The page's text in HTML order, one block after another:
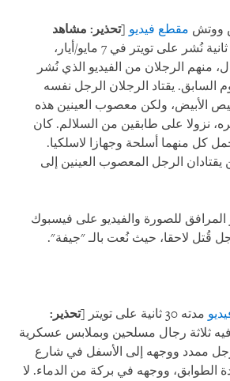
ووتش مقطع فيديو [تحذير: مشاهد
] آخر، مدته 50 ثانية نُشر على تويتر في 7 مايو/أيار،
منهم الرجلان من الفيديو الذي نُشر
السابق. يقتاد الرجلان الرجل نفسه
الأبيض، ولكن معصوب العينين هذه
نزولا على طابقين من السلالم. كان
كل منهما أسلحة وجهازا لاسلكيا.
يقتادان الرجل المعصوب العينين إلى
للصورة والفيديو على فيسبوك
مدته 30 ثانية على تويتر
[تحذير:
ثلاثة رجال مسلحين وبملابس عسكرية
ممدد ووجهه إلى الأسفل في شارع
الطوابق، ووجهه في بركة من الدماء. لا